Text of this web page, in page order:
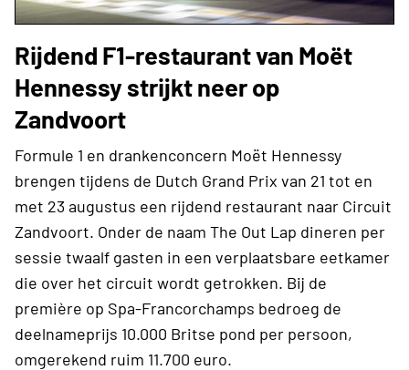
Rijdend F1-restaurant van Moët
Hennessy strijkt neer op
Zandvoort
Formule 1 en drankenconcern Moët Hennessy
brengen tijdens de Dutch Grand Prix van 21 tot en
met 23 augustus een rijdend restaurant naar Circuit
Zandvoort. Onder de naam The Out Lap dineren per
sessie twaalf gasten in een verplaatsbare eetkamer
die over het circuit wordt getrokken. Bij de
première op Spa-Francorchamps bedroeg de
deelnameprijs 10.000 Britse pond per persoon,
omgerekend ruim 11.700 euro.